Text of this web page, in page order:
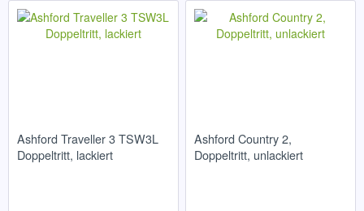
Ashford Traveller 3 TSW3L
Doppeltritt, lackiert
Ashford Country 2,
Doppeltritt, unlackiert